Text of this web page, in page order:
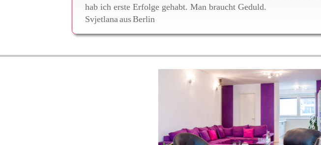
hab ich erste Erfolge gehabt. Man braucht Geduld.
Svjetlana ausBerlin